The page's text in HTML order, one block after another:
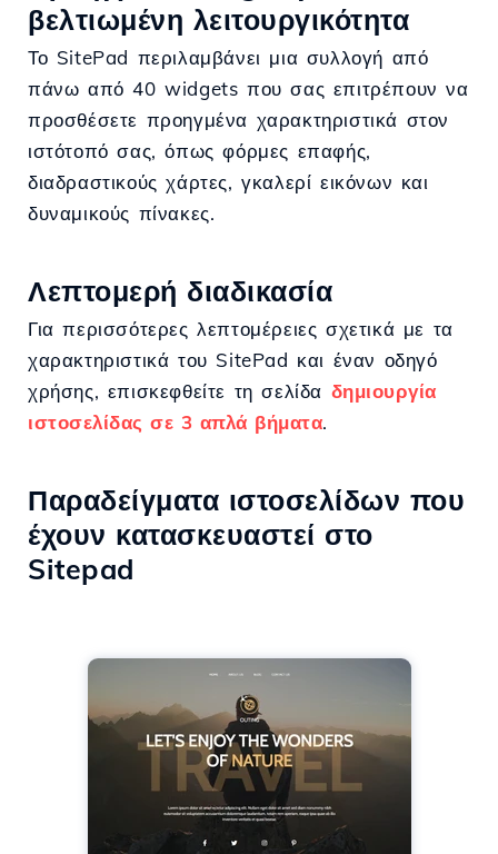
βελτιωμένη λειτουργικότητα
Το SitePad περιλαμβάνει μια συλλογή από
πάνω από 40 widgets που σας επιτρέπουν να
προσθέσετε προηγμένα χαρακτηριστικά στον
ιστότοπό σας, όπως φόρμες επαφής,
διαδραστικούς χάρτες, γκαλερί εικόνων και
δυναμικούς πίνακες.
Λεπτομερή διαδικασία
Για περισσότερες λεπτομέρειες σχετικά με τα
χαρακτηριστικά του SitePad και έναν οδηγό
χρήσης, επισκεφθείτε τη σελίδα δημιουργία
ιστοσελίδας σε 3 απλά βήματα.
Παραδείγματα ιστοσελίδων που
έχουν κατασκευαστεί στο
Sitepad